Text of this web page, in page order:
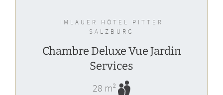
IMLAUER HÔTEL PITTER
SALZBURG
Chambre Deluxe Vue Jardin
Services
28 m²